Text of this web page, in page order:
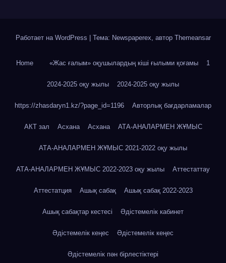
Работает на WordPress Тема: Newspaperex, автор Themeansar
Home «Жас ғалым» оқушылардың кіші ғылыми қоғамы 1
2024-2025 оқу жылы 2024-2025 оқу жылы
https://zhasdaryn1.kz/?page_id=1196 Авторлық бағдарламалар
АКТ зал Асхана Асхана АТА-АНАЛАРМЕН ЖҰМЫС
АТА-АНАЛАРМЕН ЖҰМЫС 2021-2022 оқу жылы
АТА-АНАЛАРМЕН ЖҰМЫС 2022-2023 оқу жылы Аттестаттау
Аттестатция Ашық сабақ Ашық сабақ 2022-2023
Ашық сабақтар кестесі Әдістемелік кабинет
Әдістемелік кеңес Әдістемелік кеңес
Әдістемелік пән бірлестіктері